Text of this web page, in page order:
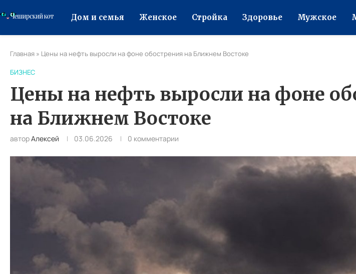
Дом и семья Женское Стройка Здоровье Мужское
Главная » Цены на нефть выросли на фоне обострения на Ближнем Востоке
БИЗНЕС
Цены на нефть выросли на фоне
на Ближнем Востоке
авторАлексей 03.06.2026 0 комментарии